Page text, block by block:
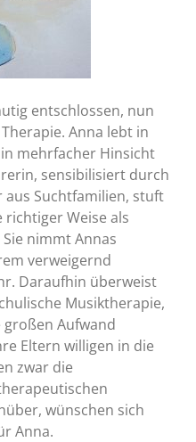
entschlossen, nun
Anna lebt in
mehrfacher Hinsicht
sensibilisiert durch
Suchtfamilien, stuft
Weise als
nimmt Annas
verweigernd
Daraufhin überweist
Musiktherapie,
Aufwand
Eltern willigen in die
zwar die
wünschen sich
Anna.